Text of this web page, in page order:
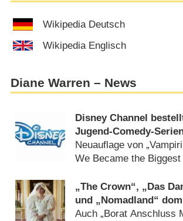
Wikipedia Deutsch
Wikipedia Englisch
Diane Warren – News
Disney Channel
Jugend-Comedy-
Neuauflage von
We Became the
„The Crown“, „Das
und „Nomadland“
Golden Globes
Auch „Borat Anschluss